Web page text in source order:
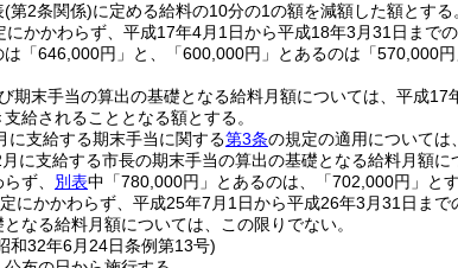
(第2条関係)に定める給料の10分の1の額を減額した額とする
にかかわらず、平成17年4月1日から平成18年3月31日までの
「646,000円」と、「600,000円」とあるのは「570,000円
期末手当の算出の基礎となる給料月額については、平成17
給されることとなる額とする。
に支給する期末手当に関する第3条の規定の適用については
に支給する市長の期末手当の算出の基礎となる給料月額に
ず、 別表中「780,000円」とあるのは、「702,000円」とす
にかかわらず、平成25年7月1日から平成26年3月31日まで
なる給料月額については、この限りでない。
和32年6月24日条例第13号)